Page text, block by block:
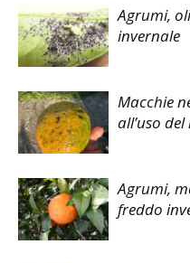
Agrumi,
invernale
Macchie
all’uso
Agrumi,
freddo